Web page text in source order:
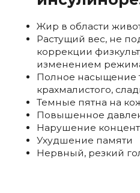
Жир в области
Растущий вес, не
коррекции
изменением
Полное насыщение
крахмалистого,
Темные пятна на
Повышенное
Нарушение
Ухудшение памяти
Нервный, резкий